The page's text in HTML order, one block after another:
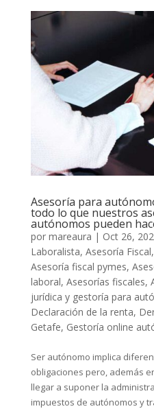
Asesoría para
todo lo que nuestros
autónomos pueden
por mareaura | Oct 26,
Laboralista, Asesoría Fiscal,
Asesoría fiscal pymes,
laboral, Asesorías fiscales,
jurídica y gestoría para
Declaración de la renta,
Getafe, Gestoría online
Ser autónomo implica
obligaciones pero, además
llegar a suponer la
impuestos de autónomos y